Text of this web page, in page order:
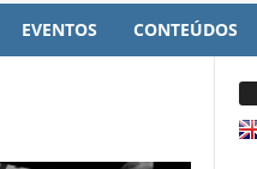
EVENTOS CONTEÚDOS